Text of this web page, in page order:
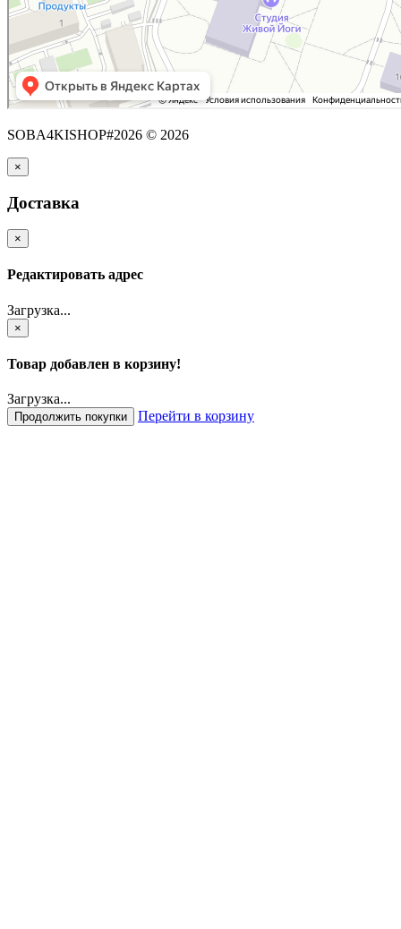
SOBA4KISHOP#2026 © 2026
×
Доставка
×
Редактировать адрес
Загрузка...
×
Товар добавлен в корзину!
Загрузка...
Продолжить покупки Перейти в корзину